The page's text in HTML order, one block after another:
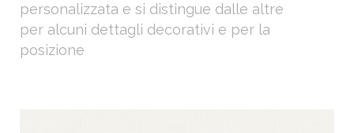
personalizzata e si distingue dalle altre
per alcuni dettagli decorativi e per la
posizione